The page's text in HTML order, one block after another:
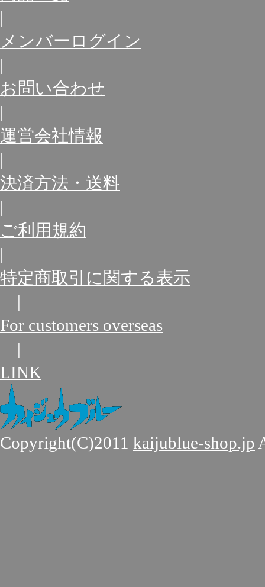
|
メンバーログイン
|
お問い合わせ
|
運営会社情報
|
決済方法・送料
|
ご利用規約
|
特定商取引に関する表示
|
For customers overseas
|
LINK
Copyright(C)2011 kaijublue-shop.jp